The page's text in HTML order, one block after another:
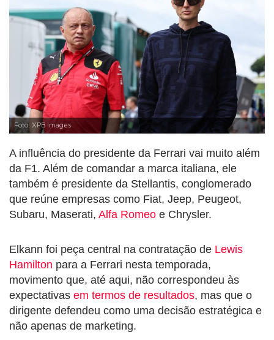
Foto: XPB Images
A influência do presidente da Ferrari vai muito além
da F1. Além de comandar a marca italiana, ele
também é presidente da Stellantis, conglomerado
que reúne empresas como Fiat, Jeep, Peugeot,
Subaru, Maserati, Alfa Romeo e Chrysler.
Elkann foi peça central na contratação de Lewis
Hamilton para a Ferrari nesta temporada,
movimento que, até aqui, não correspondeu às
expectativas em termos de resultados, mas que o
dirigente defendeu como uma decisão estratégica e
não apenas de marketing.